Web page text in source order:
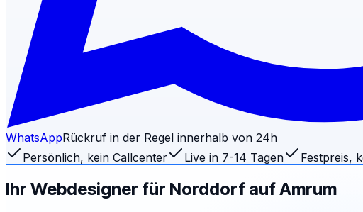
WhatsAppRückruf in der Regel innerhalb von 24h
Persönlich, kein Callcenter
Live in 7-14 Tagen Festpreis,
Ihr Webdesigner für Norddorf auf Amrum